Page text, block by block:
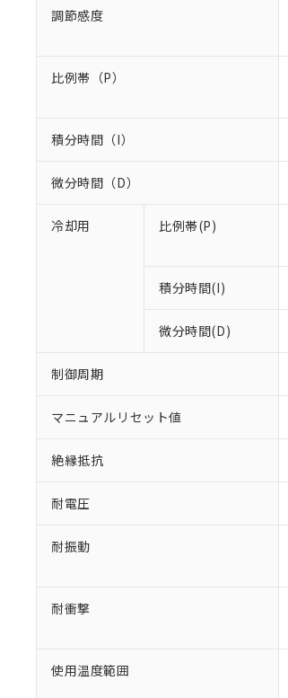
調節感度
比例帯（P）
積分時間（I）
微分時間（D）
冷却用 比例帯(P)
積分時間(I)
微分時間(D)
制御周期
マニュアルリセット値
絶縁抵抗
耐電圧
耐振動
耐衝撃
使用温度範囲